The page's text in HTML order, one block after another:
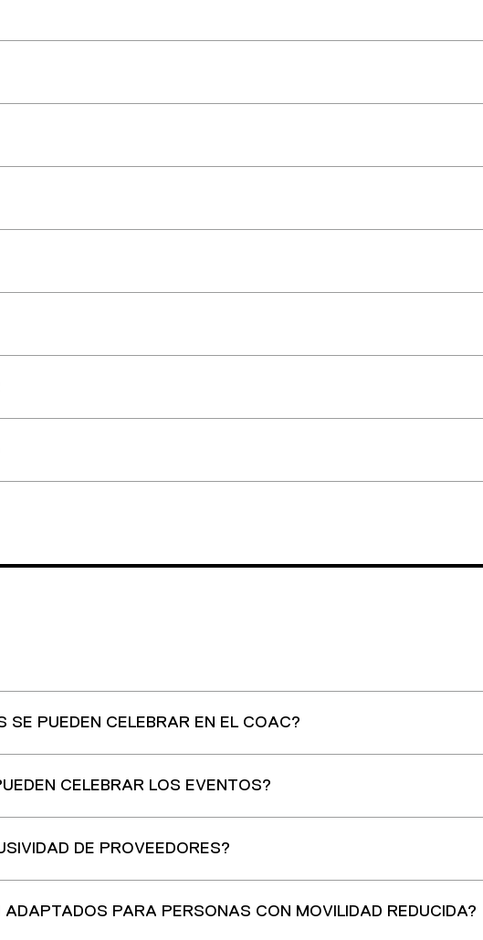
SE PUEDEN CELEBRAR EN EL COAC?
CELEBRAR LOS EVENTOS?
DE PROVEEDORES?
PARA PERSONAS CON MOVILIDAD REDUCIDA?